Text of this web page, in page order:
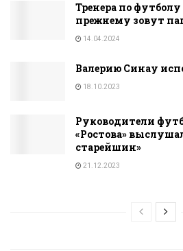
Тренера по
прежнему зовут
14.04.2024
Валерию Синау
18.10.2023
Руководители
«Ростова»
старейшин»
21.12.2023